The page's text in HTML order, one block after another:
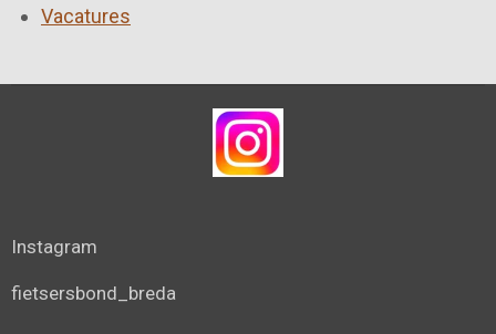
Vacatures
Instagram
fietsersbond_breda